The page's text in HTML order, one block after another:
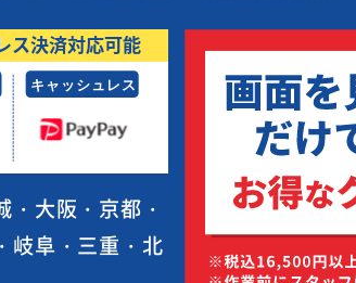
大阪・京都・
岐阜・三重・北